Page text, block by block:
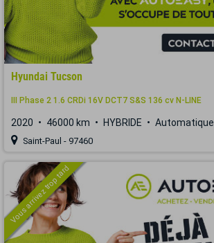
Hyundai Tucson
III Phase 2 1.6 CRDi 16V DCT7 S&S 136 cv N-LINE
2020 46000 km HYBRIDE Automatique
Saint-Paul - 97460
Vous arrivez trop tard